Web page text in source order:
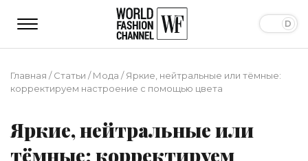
Главная /Статьи /Мода /Яркие, нейтральные или тёмные:
корректируем настроение с помощью цвета
Яркие, нейтральные или
тёмные: корректируем